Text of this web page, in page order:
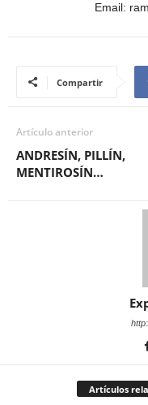
Email:
Compartir
Artículo anterior
ANDRESÍN, PILLÍN,
MENTIROSÍN…
Artículos